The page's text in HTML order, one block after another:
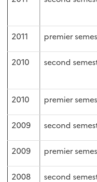
2011 premier
2010 second
2010 premier
2009 second
2009 premier
2008 second